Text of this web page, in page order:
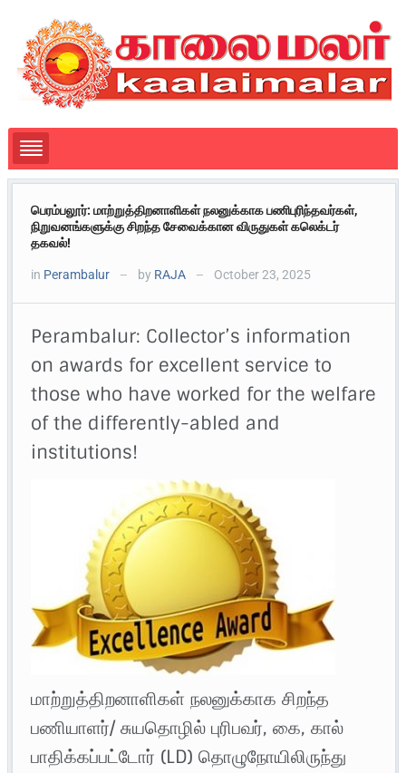
பெரம்பலூர்: மாற்றுத்திறனாளிகள் நலனுக்காக பணிபுரிந்தவர்கள்,
நிறுவனங்களுக்கு சிறந்த சேவைக்கான விருதுகள் கலெக்டர்
தகவல்!
in Perambalur — by RAJA — October 23, 2025
Perambalur: Collector’s information
on awards for excellent service to
those who have worked for the welfare
of the differently-abled and
institutions!
மாற்றுத்திறனாளிகள் நலனுக்காக சிறந்த
பணியாளர்/ சுயதொழில் புரிபவர், கை, கால்
பாதிக்கப்பட்டோர் (LD) தொழுநோயிலிருந்து